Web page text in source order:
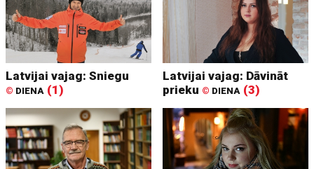
Latvijai vajag: Sniegu
© DIENA (1)
Latvijai vajag: Dāvināt
prieku © DIENA (3)